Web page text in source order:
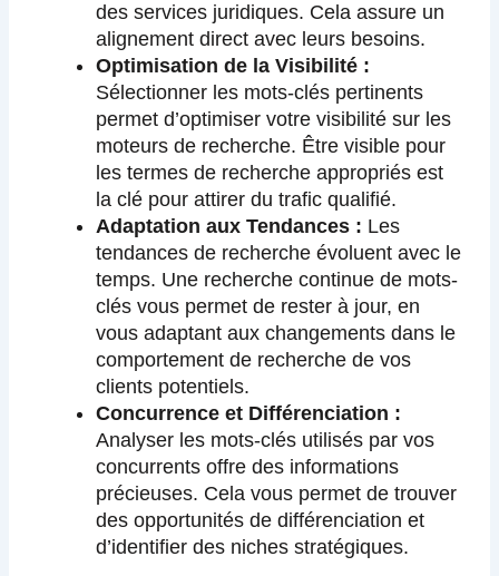
des services juridiques. Cela assure un
alignement direct avec leurs besoins.
Optimisation de la Visibilité :
Sélectionner les mots-clés pertinents
permet d’optimiser votre visibilité sur les
moteurs de recherche. Être visible pour
les termes de recherche appropriés est
la clé pour attirer du trafic qualifié.
Adaptation aux Tendances : Les
tendances de recherche évoluent avec le
temps. Une recherche continue de mots-
clés vous permet de rester à jour, en
vous adaptant aux changements dans le
comportement de recherche de vos
clients potentiels.
Concurrence et Différenciation :
Analyser les mots-clés utilisés par vos
concurrents offre des informations
précieuses. Cela vous permet de trouver
des opportunités de différenciation et
d’identifier des niches stratégiques.